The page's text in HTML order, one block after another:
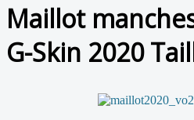
Maillot
G-Skin 2020